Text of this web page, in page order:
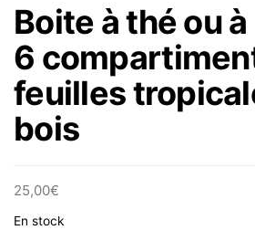
Boite à thé ou
6
feuilles
bois
25,00€
En stock